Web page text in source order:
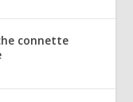
connette